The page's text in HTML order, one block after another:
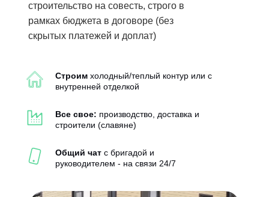
строительство на совесть, строго в
рамках бюджета в договоре (без
скрытых платежей и доплат)
Строим холодный/теплый контур или с
внутренней отделкой
Все свое: производство, доставка и
строители (славяне)
Общий чат с бригадой и
руководителем - на связи 24/7